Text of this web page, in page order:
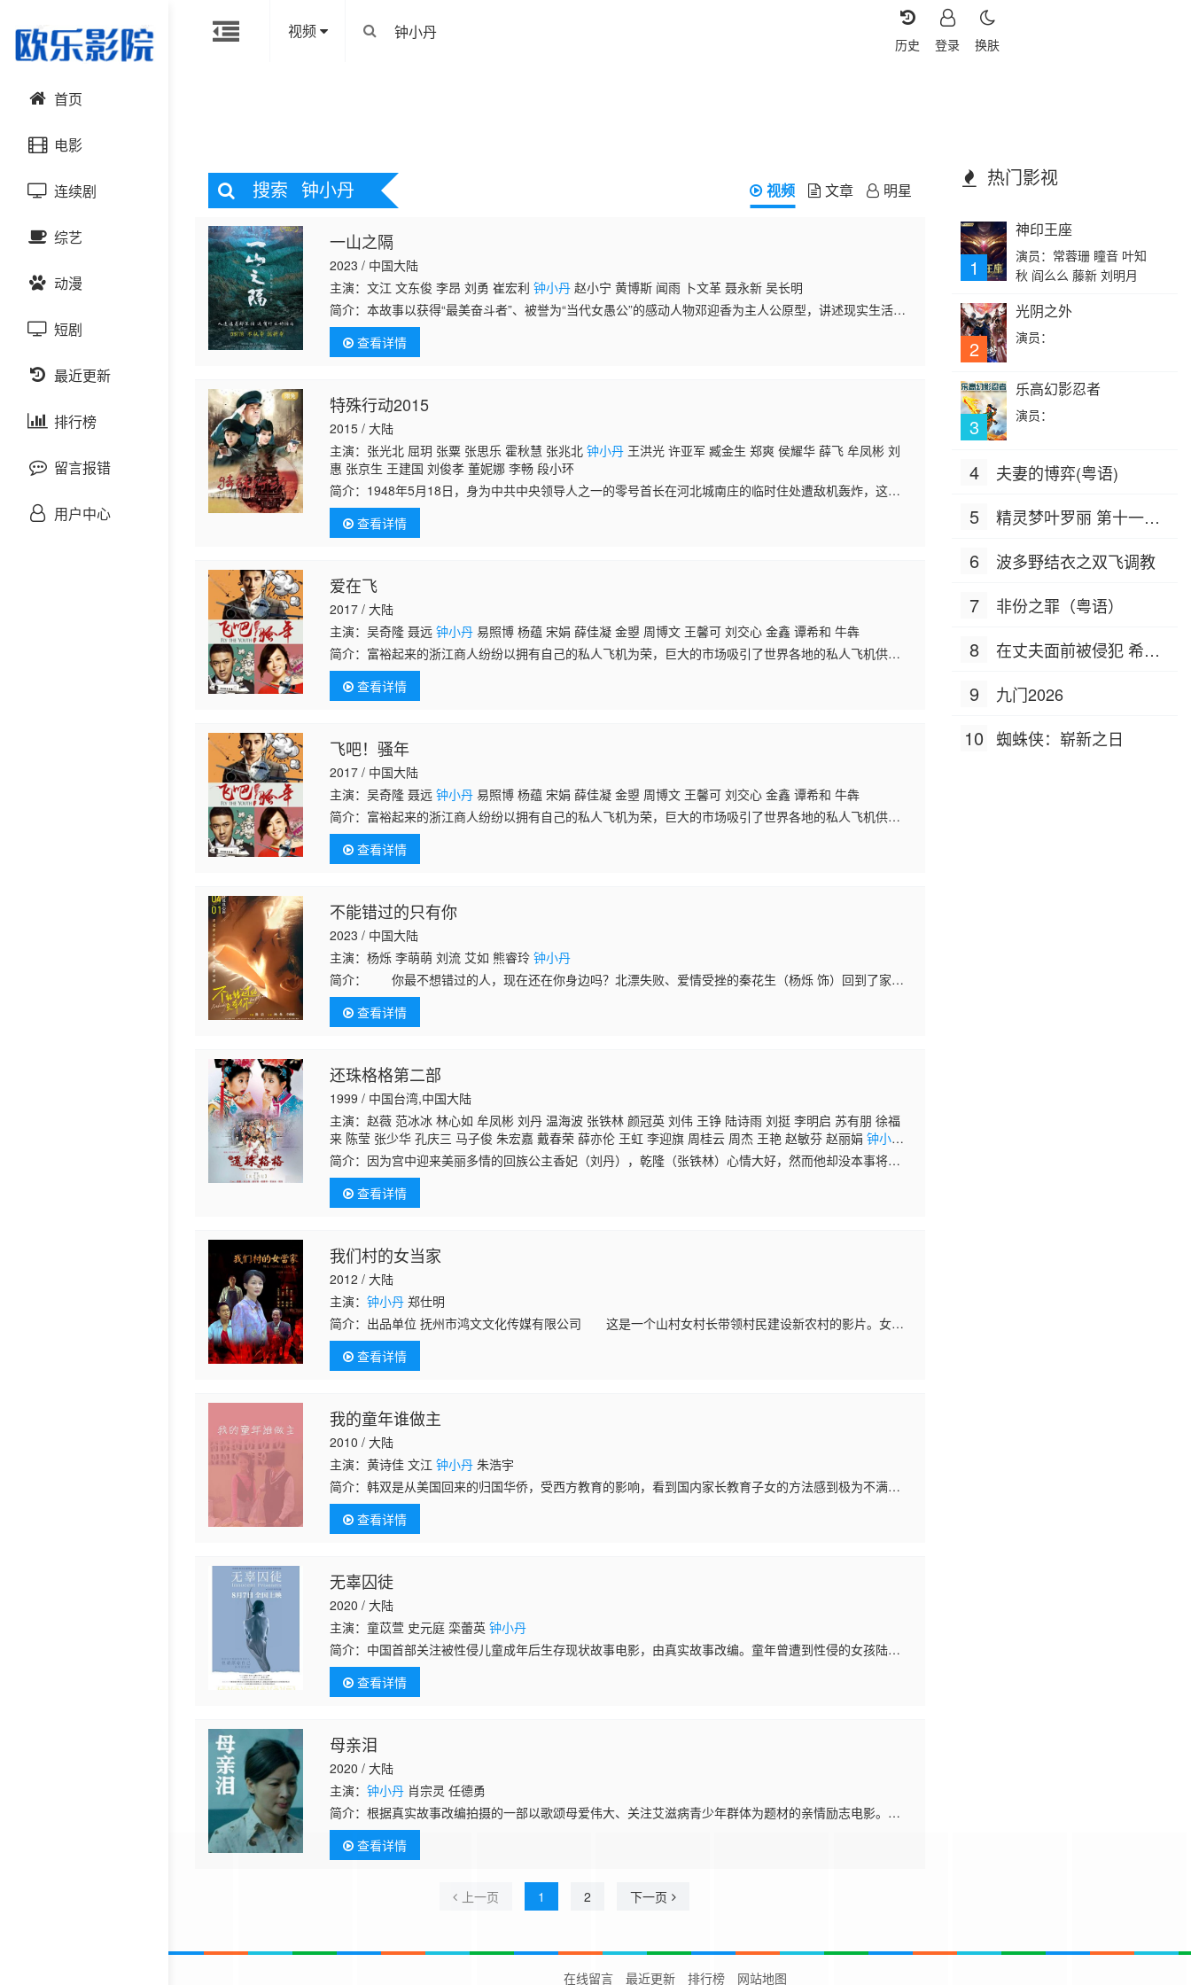
视频
换肤
登录
历史
首页
电影
动作片
喜剧片
爱情片
科幻片
恐怖片
剧情片
战争片
悬疑片
连续剧
国产剧
港台剧
日韩剧
欧美剧
泰国剧
综艺
大陆综艺
日韩综艺
港台综艺
欧美综艺
动漫
国产动漫
日韩动漫
欧美动漫
短剧
最近更新
排行榜
留言报错
用户中心
搜索 钟小丹 视频 文章 明星
一山之隔
2023 / 中国大陆
主演：文江 文东俊 李昂 刘勇 崔宏利钟小丹 赵小宁 黄博斯 闻雨 卜文革 聂永新 吴长明
简介：本故事以获得“最美奋斗者”、被誉为“当代女愚公”的感动人物邓迎香为主人公原型，讲述现实生活
中，年轻布依族女子时立香为爱嫁入穷困闭塞的山村，因没有路而遭遇人生重重苦难。孩子和丈夫相继离
世后，她因爱生志，
查看详情
特殊行动2015
2015 / 大陆
主演：张光北 屈玥 张粟 张思乐 霍秋慧 张兆北钟小丹 王洪光 许亚军 臧金生 郑爽 侯耀华 薛飞 牟凤彬 刘
惠 张京生 王建国 刘俊孝 董妮娜 李畅 段小环
简介： 1948年5月18日，身为中共中央领导人之一的零号首长在河北城南庄的临时住处遭敌机轰炸，这是
国民党特务纪日辉报告给保密局长毛人凤的结果。不久，纪日辉的同学彭来峰发现了零号首长和中共中央
在西柏坡。打
查看详情
爱在飞
2017 / 大陆
主演：吴奇隆 聂远钟小丹 易照博 杨蕴 宋娟 薛佳凝 金曌 周博文 王馨可 刘交心 金鑫 谭希和 牛犇
简介： 富裕起来的浙江商人纷纷以拥有自己的私人飞机为荣，巨大的市场吸引了世界各地的私人飞机供应
商来瓜分这份蛋糕。霹雳神鹰企业董事长许大志从小爱好飞行，他希望与大家一起为中国的私人飞行事业
做出贡献。季浩伟是
查看详情
飞吧！骚年
2017 / 中国大陆
主演：吴奇隆 聂远钟小丹 易照博 杨蕴 宋娟 薛佳凝 金曌 周博文 王馨可 刘交心 金鑫 谭希和 牛犇
简介： 富裕起来的浙江商人纷纷以拥有自己的私人飞机为荣，巨大的市场吸引了世界各地的私人飞机供应
商来瓜分这份蛋糕。霹雳神鹰企业董事长许大志从小爱好飞行，他希望与大家一起为中国的私人飞行事业
做出贡献。季浩伟是以霹雳神鹰执行总经理的身份请各大厂商在三个月内提交计划案，由神鹰挑选最佳合
作对象。然而，邝美媛的出现，使他与天使之翼集团总经理谷杰都陷入无法自拔的爱情泥淖中。邝美媛、
他们开着飞机去探险，去支教，去抢救山村的病人，去沙漠寻找
查看详情
不能错过的只有你
2023 / 中国大陆
主演：杨烁 李萌萌 刘流 艾如 熊睿玲钟小丹
简介：
你最不想错过的人，现在还在你身边吗？北漂失败、爱情受挫的秦花生（杨烁 饰）回到了家乡
成都，与同样饱受情伤的林问（李萌萌 饰）不期而遇，因为相似的经历而逐渐靠近。这一场始料未及的相
遇让他们明白，爱总
查看详情
还珠格格第二部
1999 / 中国台湾,中国大陆
主演：赵薇 范冰冰 林心如 牟凤彬 刘丹 温海波 张铁林 颜冠英 刘伟 王铮 陆诗雨 刘挺 李明启 苏有朋 徐福
来 陈莹 张少华 孔庆三 马子俊 朱宏嘉 戴春荣 薛亦伦 王虹 李迎旗 周桂云 周杰 王艳 赵敏芬 赵丽娟钟小
丹陈大成 Mengjie Yu 陈一方 李冰俏 蒋国印 胡雅斯
简介： 因为宫中迎来美丽多情的回族公主香妃（刘丹），乾隆（张铁林）心情大好，然而他却没本事将这
种好心情传递，并非自愿入宫的香妃一心惦念的只是之前的恋人。香妃的不幸遭遇引起小燕子（赵薇）的
极大同情，在福尔康（周
查看详情
我们村的女当家
2012 / 大陆
主演：钟小丹 郑仕明
简介： 出品单位 抚州市鸿文文化传媒有限公司 这是一个山村女村长带领村民建设新农村的影片。女村
长兰凤霞面对人多田少“一穷二白”的现状，以自己的真诚、努力、无私，换来了家人、村民的理解与支
持…… 本片
查看详情
我的童年谁做主
2010 / 大陆
主演：黄诗佳 文江钟小丹 朱浩宇
简介：韩双是从美国回来的归国华侨，受西方教育的影响，看到国内家长教育子女的方法感到极为不满。
她帮助从农村来到城市的同桌刘向争夺人权，帮助他学习英语，渐渐成为同出同入，形影不离的好朋友，
在即将回到美国前，
查看详情
无辜囚徒
2020 / 大陆
主演：童苡萱 史元庭 栾蕾英钟小丹
简介： 中国首部关注被性侵儿童成年后生存现状故事电影，由真实故事改编。童年曾遭到性侵的女孩陆景
与宋清歌一直走不出噩梦阴影，表面漂亮优秀的两人私下却过着荒诞怪异自我放逐的极端生活。成为同居
密友的陆景和清歌感情甚
查看详情
母亲泪
2020 / 大陆
主演：钟小丹 肖宗灵 任德勇
简介：根据真实故事改编拍摄的一部以歌颂母爱伟大、关注艾滋病青少年群体为题材的亲情励志电影。通
过观看电影感召戒毒人员、艾滋病感染者特别是青少年出所后，更好的回归社会，融入和谐的文明社会建
设。深刻唤醒全社会对毒
查看详情
上一页 1 2 下一页
热门影视
1
神印王座
演员：常蓉珊 瞳音 叶知
秋 阎么么 藤新 刘明月
2
光阴之外
演员：
3
乐高幻影忍者
演员：
4 夫妻的博弈(粤语)
5
精灵梦叶罗丽 第十一季
6 波多野结衣之双飞调教
7 非份之罪（粤语）
8
在丈夫面前被侵犯 希岛
9 九门2026
10 蜘蛛侠：崭新之日
在线留言 最近更新 排行榜 网站地图